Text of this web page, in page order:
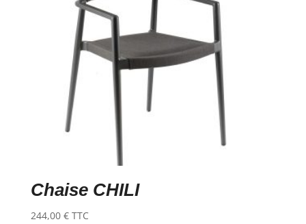
Chaise CHILI
244,00 € TTC